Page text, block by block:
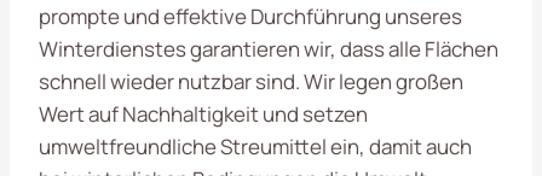
prompte und effektive Durchführung unseres
Winterdienstes garantieren wir, dass alle Flächen
schnell wieder nutzbar sind. Wir legen großen
Wert auf Nachhaltigkeit und setzen
umweltfreundliche Streumittel ein, damit auch